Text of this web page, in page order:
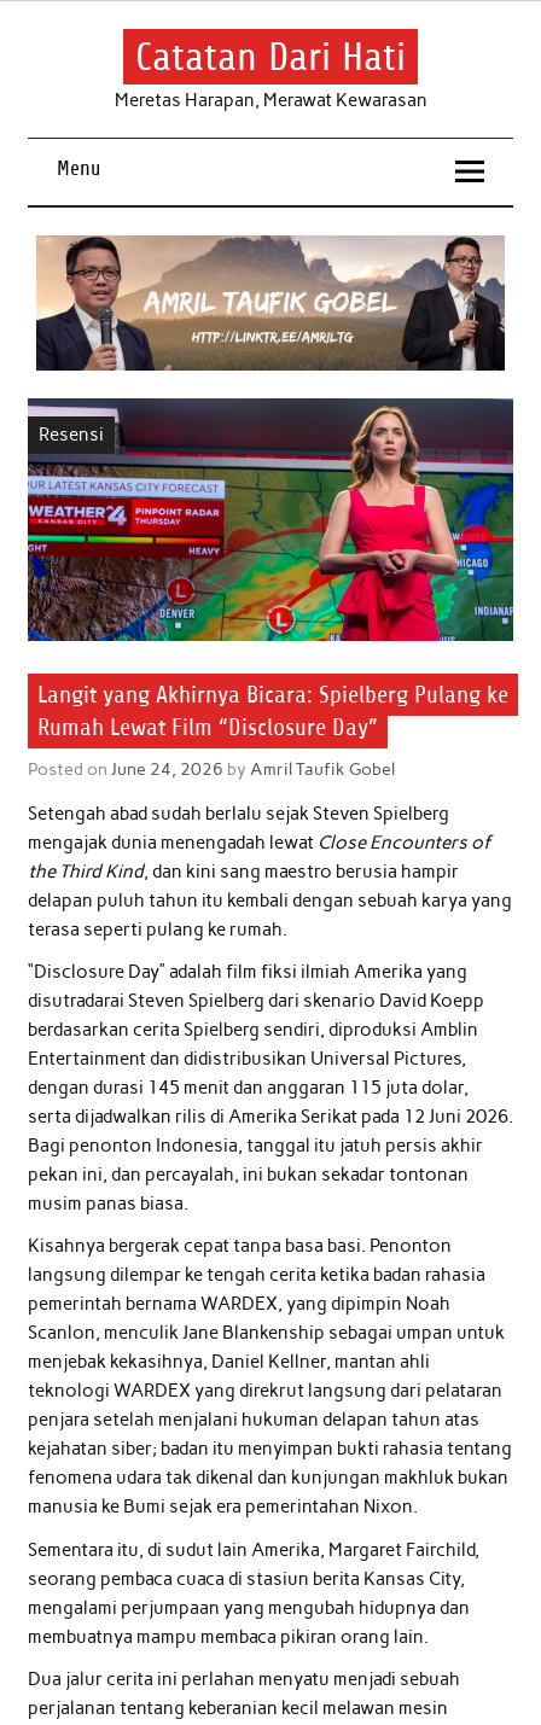
Skip
Catatan Dari Hati
Meretas Harapan, Merawat Kewarasan
Menu
Resensi
Langit yang Akhirnya Bicara: Spielberg Pulang ke
Rumah Lewat Film “Disclosure Day”
Posted on June 24, 2026 by Amril Taufik Gobel
Setengah abad sudah berlalu sejak Steven Spielberg
mengajak dunia menengadah lewat Close Encounters of
the Third Kind, dan kini sang maestro berusia hampir
delapan puluh tahun itu kembali dengan sebuah karya yang
terasa seperti pulang ke rumah.
“Disclosure Day” adalah film fiksi ilmiah Amerika yang
disutradarai Steven Spielberg dari skenario David Koepp
berdasarkan cerita Spielberg sendiri, diproduksi Amblin
Entertainment dan didistribusikan Universal Pictures,
dengan durasi 145 menit dan anggaran 115 juta dolar,
serta dijadwalkan rilis di Amerika Serikat pada 12 Juni 2026.
Bagi penonton Indonesia, tanggal itu jatuh persis akhir
pekan ini, dan percayalah, ini bukan sekadar tontonan
musim panas biasa.
Kisahnya bergerak cepat tanpa basa basi. Penonton
langsung dilempar ke tengah cerita ketika badan rahasia
pemerintah bernama WARDEX, yang dipimpin Noah
Scanlon, menculik Jane Blankenship sebagai umpan untuk
menjebak kekasihnya, Daniel Kellner, mantan ahli
teknologi WARDEX yang direkrut langsung dari pelataran
penjara setelah menjalani hukuman delapan tahun atas
kejahatan siber; badan itu menyimpan bukti rahasia tentang
fenomena udara tak dikenal dan kunjungan makhluk bukan
manusia ke Bumi sejak era pemerintahan Nixon.
Sementara itu, di sudut lain Amerika, Margaret Fairchild,
seorang pembaca cuaca di stasiun berita Kansas City,
mengalami perjumpaan yang mengubah hidupnya dan
membuatnya mampu membaca pikiran orang lain.
Dua jalur cerita ini perlahan menyatu menjadi sebuah
perjalanan tentang keberanian kecil melawan mesin